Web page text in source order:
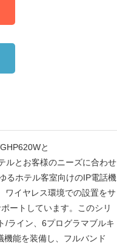
と
ルとお客様のニーズに合わせ
るホテル客室向けのIP電話機
ワイヤレス環境での設置をサ
ートしています。このシリ
/ライン、6プログラマブルキ
能を装備し、フルバンド